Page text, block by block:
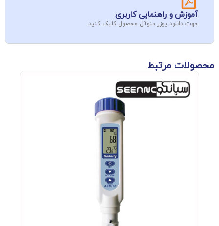
آموزش و راهنمایی کاربری
جهت دانلود یوزر منوآل محصول کلیک کنید
محصولات مرتبط